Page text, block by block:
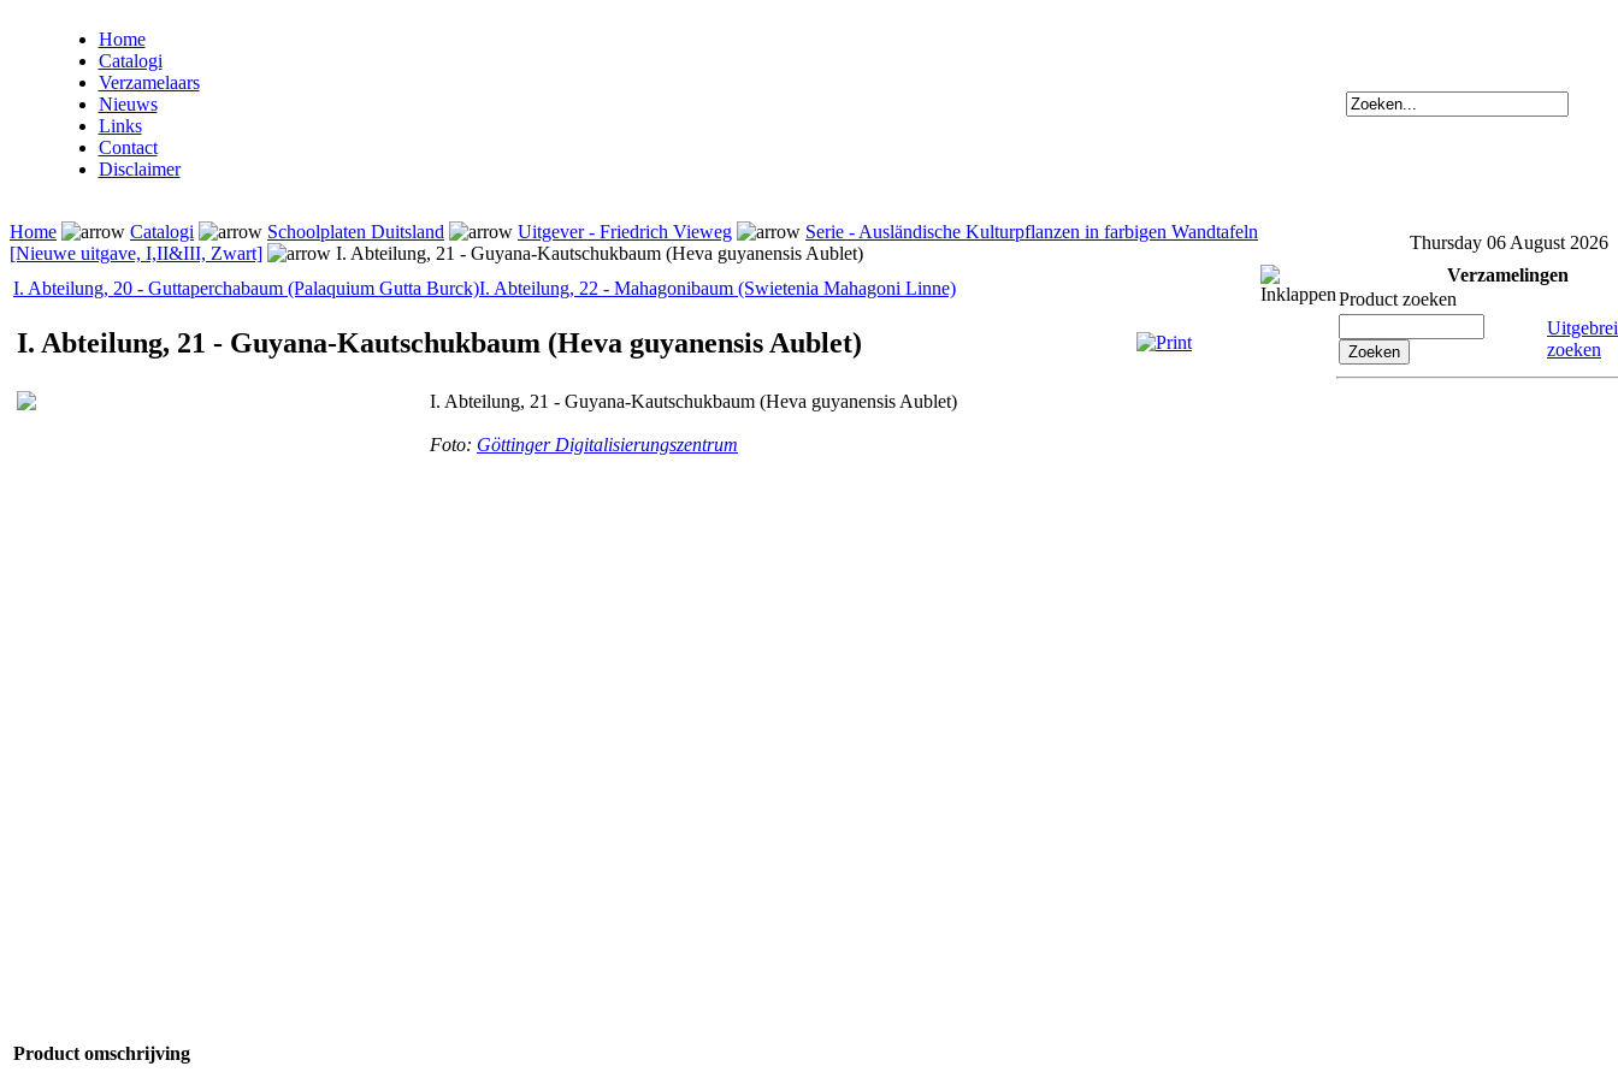
Home
Catalogi
Verzamelaars
Nieuws
Links
Contact
Disclaimer
Home Catalogi Schoolplaten Duitsland Uitgever - Friedrich Vieweg
Serie - Ausländische Kulturpflanzen in farbigen Wandtafeln
[Nieuwe uitgave, I,II&III, Zwart]
I. Abteilung, 21 - Guyana-Kautschukbaum (Heva guyanensis Aublet)
Thursday 06 August 2026
I. Abteilung, 20 - Guttaperchabaum (Palaquium Gutta Burck)I. Abteilung, 22 - Mahagonibaum (Swietenia Mahagoni Linne)
I. Abteilung, 21 - Guyana-Kautschukbaum (Heva guyanensis Aublet)
I. Abteilung, 21 - Guyana-Kautschukbaum (Heva guyanensis Aublet)
Foto: Göttinger Digitalisierungszentrum
Product omschrijving
Verzamelingen
Product zoeken
zoeken